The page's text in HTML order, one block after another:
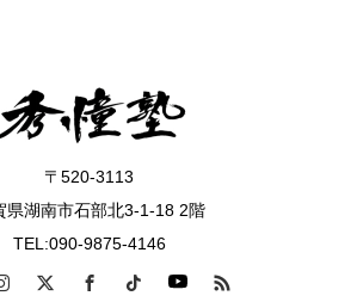
〒520-3113
県湖南市石部北3-1-18 2階
TEL:090-9875-4146